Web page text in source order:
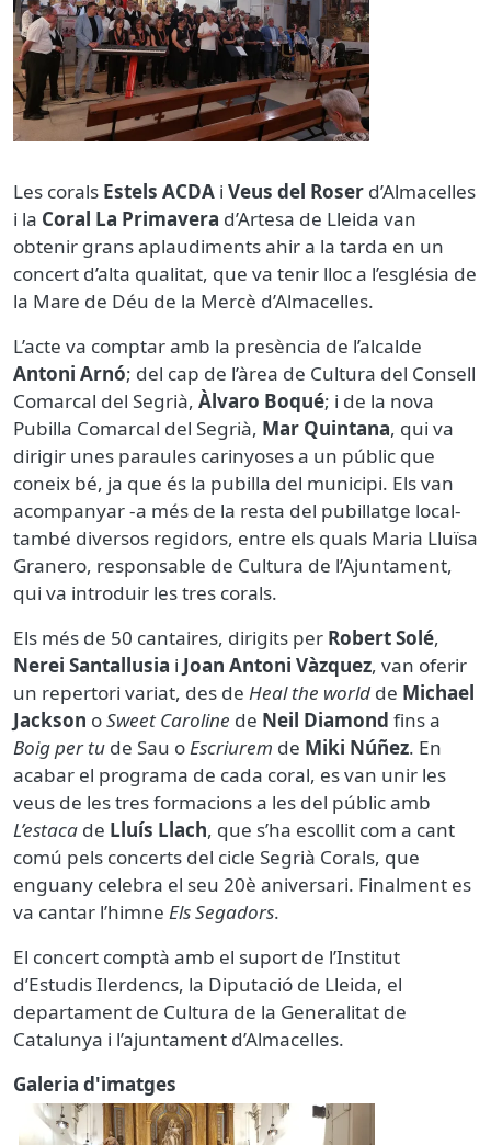
Les corals Estels ACDA i Veus del Roser d’Almacelles
i la Coral La Primavera d’Artesa de Lleida van
obtenir grans aplaudiments ahir a la tarda en un
concert d’alta qualitat, que va tenir lloc a l’església de
la Mare de Déu de la Mercè d’Almacelles.
L’acte va comptar amb la presència de l’alcalde
Antoni Arnó; del cap de l’àrea de Cultura del Consell
Comarcal del Segrià, Àlvaro Boqué; i de la nova
Pubilla Comarcal del Segrià, Mar Quintana, qui va
dirigir unes paraules carinyoses a un públic que
coneix bé, ja que és la pubilla del municipi. Els van
acompanyar -a més de la resta del pubillatge local-
també diversos regidors, entre els quals Maria Lluïsa
Granero, responsable de Cultura de l’Ajuntament,
qui va introduir les tres corals.
Els més de 50 cantaires, dirigits per Robert Solé,
Nerei Santallusia i Joan Antoni Vàzquez, van oferir
un repertori variat, des de Heal the world de Michael
Jackson oSweet Caroline de Neil Diamond fins a
Boig per tu de Sau oEscriurem de Miki Núñez. En
acabar el programa de cada coral, es van unir les
veus de les tres formacions a les del públic amb
L’estaca de Lluís Llach, que s’ha escollit com a cant
comú pels concerts del cicle Segrià Corals, que
enguany celebra el seu 20è aniversari. Finalment es
va cantar l’himne Els Segadors.
El concert comptà amb el suport de l’Institut
d’Estudis Ilerdencs, la Diputació de Lleida, el
departament de Cultura de la Generalitat de
Catalunya i l’ajuntament d’Almacelles.
Galeria d'imatges